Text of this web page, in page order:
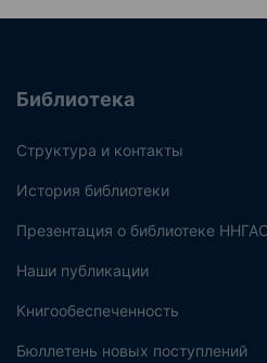
Библиотека
Структура и контакты
История библиотеки
Презентация о библиотеке
Наши публикации
Книгообеспеченность
Бюллетень новых поступлений